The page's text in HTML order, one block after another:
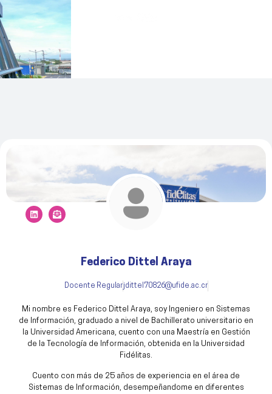
Federico Dittel Araya
Docente Regular jdittel70826@ufide.ac.cr
Mi nombre es Federico Dittel Araya, soy Ingeniero en Sistemas
de Información, graduado a nivel de Bachillerato universitario en
la Universidad Americana, cuento con una Maestría en Gestión
de la Tecnología de Información, obtenida en la Universidad
Fidélitas.
Cuento con más de 25 años de experiencia en el área de
Sistemas de Información, desempeñandome en diferentes